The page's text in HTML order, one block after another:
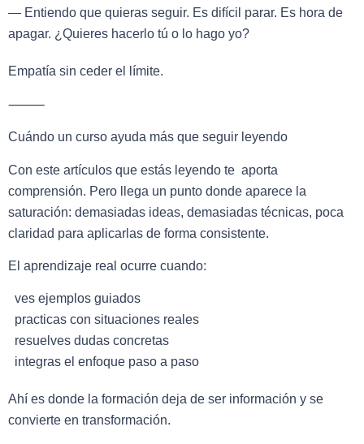
— Entiendo que quieras seguir. Es difícil parar. Es hora de
apagar. ¿Quieres hacerlo tú o lo hago yo?
Empatía sin ceder el límite.
⸻
Cuándo un curso ayuda más que seguir leyendo
Con este artículos que estás leyendo te aporta
comprensión. Pero llega un punto donde aparece la
saturación: demasiadas ideas, demasiadas técnicas, poca
claridad para aplicarlas de forma consistente.
El aprendizaje real ocurre cuando:
ves ejemplos guiados
practicas con situaciones reales
resuelves dudas concretas
integras el enfoque paso a paso
Ahí es donde la formación deja de ser información y se
convierte en transformación.